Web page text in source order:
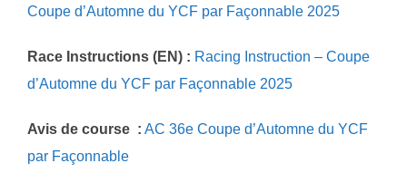
Coupe d’Automne du YCF par Façonnable 2025
Race Instructions (EN) : Racing Instruction – Coupe
d’Automne du YCF par Façonnable 2025
Avis de course : AC 36e Coupe d’Automne du YCF
par Façonnable